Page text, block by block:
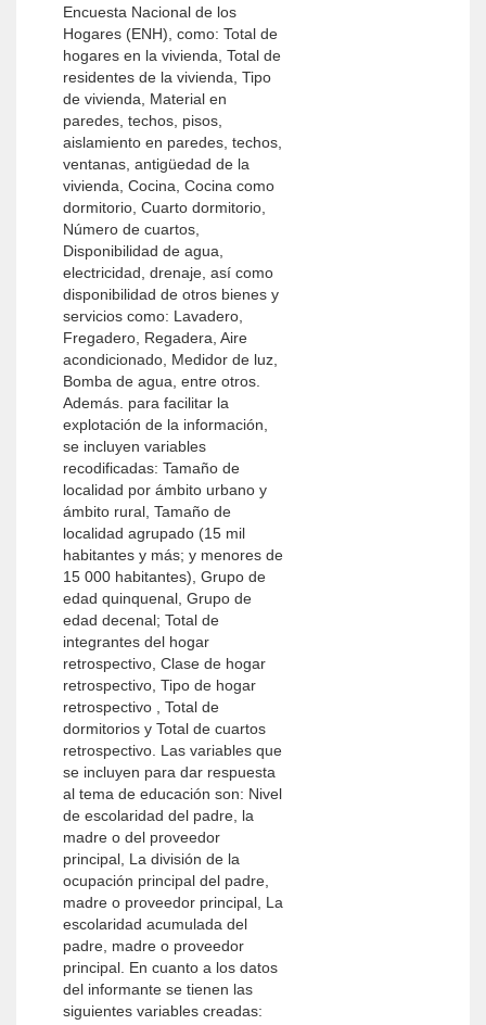
Encuesta Nacional de los
Hogares (ENH), como: Total de
hogares en la vivienda, Total de
residentes de la vivienda, Tipo
de vivienda, Material en
paredes, techos, pisos,
aislamiento en paredes, techos,
ventanas, antigüedad de la
vivienda, Cocina, Cocina como
dormitorio, Cuarto dormitorio,
Número de cuartos,
Disponibilidad de agua,
electricidad, drenaje, así como
disponibilidad de otros bienes y
servicios como: Lavadero,
Fregadero, Regadera, Aire
acondicionado, Medidor de luz,
Bomba de agua, entre otros.
Además. para facilitar la
explotación de la información,
se incluyen variables
recodificadas: Tamaño de
localidad por ámbito urbano y
ámbito rural, Tamaño de
localidad agrupado (15 mil
habitantes y más; y menores de
15 000 habitantes), Grupo de
edad quinquenal, Grupo de
edad decenal; Total de
integrantes del hogar
retrospectivo, Clase de hogar
retrospectivo, Tipo de hogar
retrospectivo , Total de
dormitorios y Total de cuartos
retrospectivo. Las variables que
se incluyen para dar respuesta
al tema de educación son: Nivel
de escolaridad del padre, la
madre o del proveedor
principal, La división de la
ocupación principal del padre,
madre o proveedor principal, La
escolaridad acumulada del
padre, madre o proveedor
principal. En cuanto a los datos
del informante se tienen las
siguientes variables creadas: